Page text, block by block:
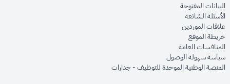
البيانات المفتوحةopens in new window
الأسئلة الشائعةopens in new window
علاقات الموردينopens in new window
خريطة الموقعopens in new window
المنافسات العامةopens in new window
سياسة سهولة الوصولopens in new window
المنصة الوطنية الموحدة للتوظيف - جداراتopens in new window